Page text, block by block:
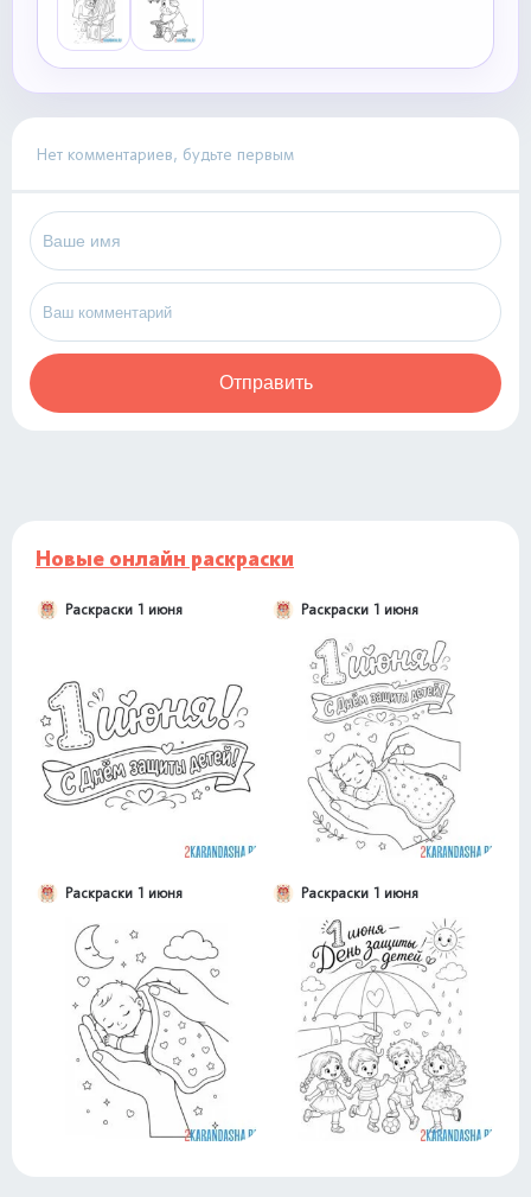
Нет комментариев, будьте первым
Отправить
Новые онлайн раскраски
Раскраски 1 июня Раскраски 1 июня
Раскраски 1 июня Раскраски 1 июня